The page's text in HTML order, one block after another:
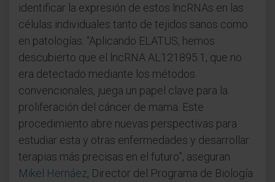
identificar la expresión de estos lncRNAs en las
células individuales tanto de tejidos sanos como
en patologías. “Aplicando ELATUS, hemos
descubierto que el lncRNA AL121895.1, que no
era detectado mediante los métodos
convencionales, juega un papel clave para la
proliferación del cáncer de mama. Este
procedimiento abre nuevas perspectivas para
estudiar esta y otras enfermedades y desarrollar
terapias más precisas en el futuro”, aseguran
Mikel Hernáez, Director del Programa de Biología